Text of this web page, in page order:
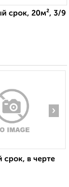
срок, 20м², 3/9
›
в черте